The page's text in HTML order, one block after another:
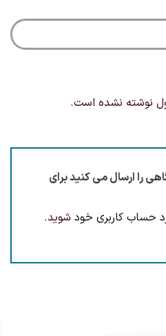
نوشته نشده است.
را ارسال می کنید برای
حساب کاربری خود شوید.